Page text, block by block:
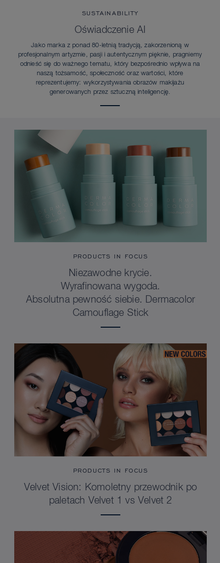
SUSTAINABILITY
Oświadczenie AI
Jako marka z ponad 80-letnią tradycją, zakorzenioną w
profesjonalnym artyzmie, pasji i autentycznym pięknie, pragniemy
odnieść się do ważnego tematu, który bezpośrednio wpływa na
naszą tożsamość, społeczność oraz wartości, które
reprezentujemy: wykorzystywania obrazów makijażu
generowanych przez sztuczną inteligencję.
PRODUCTS IN FOCUS
Niezawodne krycie.
Wyrafinowana wygoda.
Absolutna pewność siebie. Dermacolor
Camouflage Stick
PRODUCTS IN FOCUS
Velvet Vision: Komoletny przewodnik po
paletach Velvet 1 vs Velvet 2